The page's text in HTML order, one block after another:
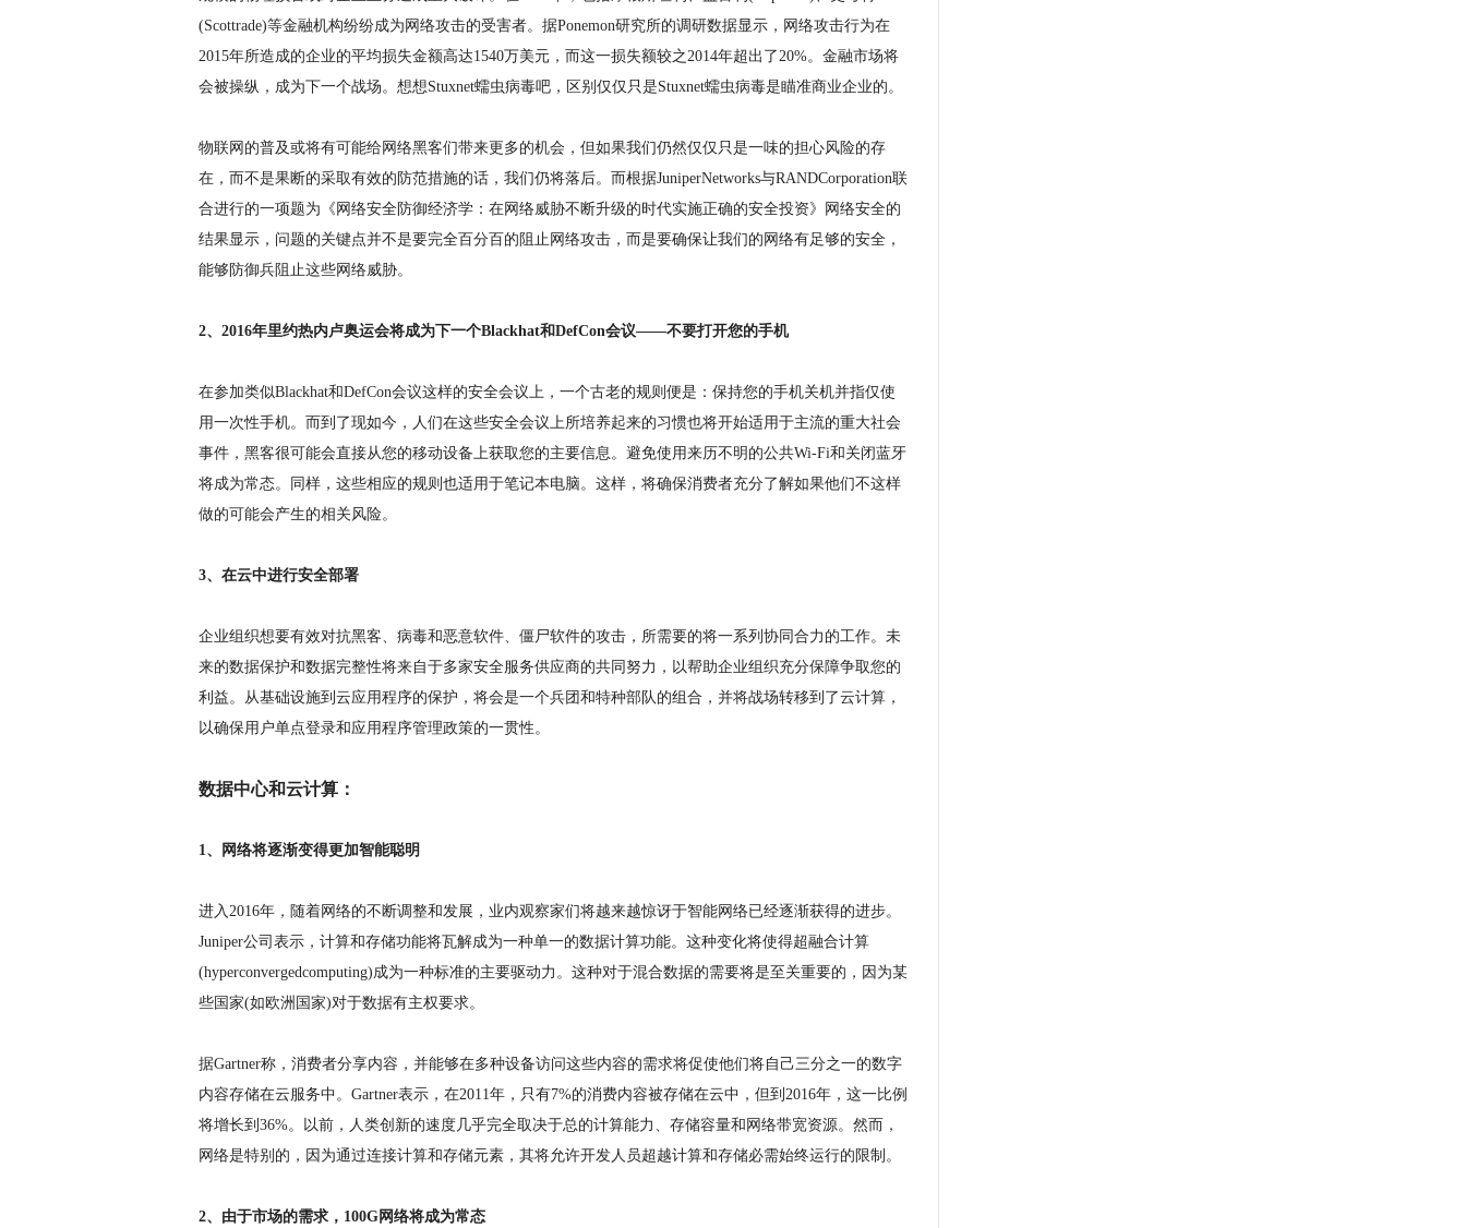
(Scottrade)等金融机构纷纷成为网络攻击的受害者。据Ponemon研究所的调研数据显示，网络攻击行为在
2015年所造成的企业的平均损失金额高达1540万美元，而这一损失额较之2014年超出了20%。金融市场将
会被操纵，成为下一个战场。想想Stuxnet蠕虫病毒吧，区别仅仅只是Stuxnet蠕虫病毒是瞄准商业企业的。
物联网的普及或将有可能给网络黑客们带来更多的机会，但如果我们仍然仅仅只是一味的担心风险的存
在，而不是果断的采取有效的防范措施的话，我们仍将落后。而根据JuniperNetworks与RANDCorporation联
合进行的一项题为《网络安全防御经济学：在网络威胁不断升级的时代实施正确的安全投资》网络安全的
结果显示，问题的关键点并不是要完全百分百的阻止网络攻击，而是要确保让我们的网络有足够的安全，
能够防御兵阻止这些网络威胁。
2、2016年里约热内卢奥运会将成为下一个Blackhat和DefCon会议——不要打开您的手机
在参加类似Blackhat和DefCon会议这样的安全会议上，一个古老的规则便是：保持您的手机关机并指仅使
用一次性手机。而到了现如今，人们在这些安全会议上所培养起来的习惯也将开始适用于主流的重大社会
事件，黑客很可能会直接从您的移动设备上获取您的主要信息。避免使用来历不明的公共Wi-Fi和关闭蓝牙
将成为常态。同样，这些相应的规则也适用于笔记本电脑。这样，将确保消费者充分了解如果他们不这样
做的可能会产生的相关风险。
3、在云中进行安全部署
企业组织想要有效对抗黑客、病毒和恶意软件、僵尸软件的攻击，所需要的将一系列协同合力的工作。未
来的数据保护和数据完整性将来自于多家安全服务供应商的共同努力，以帮助企业组织充分保障争取您的
利益。从基础设施到云应用程序的保护，将会是一个兵团和特种部队的组合，并将战场转移到了云计算，
以确保用户单点登录和应用程序管理政策的一贯性。
数据中心和云计算：
1、网络将逐渐变得更加智能聪明
进入2016年，随着网络的不断调整和发展，业内观察家们将越来越惊讶于智能网络已经逐渐获得的进步。
Juniper公司表示，计算和存储功能将瓦解成为一种单一的数据计算功能。这种变化将使得超融合计算
(hyperconvergedcomputing)成为一种标准的主要驱动力。这种对于混合数据的需要将是至关重要的，因为某
些国家(如欧洲国家)对于数据有主权要求。
据Gartner称，消费者分享内容，并能够在多种设备访问这些内容的需求将促使他们将自己三分之一的数字
内容存储在云服务中。Gartner表示，在2011年，只有7%的消费内容被存储在云中，但到2016年，这一比例
将增长到36%。以前，人类创新的速度几乎完全取决于总的计算能力、存储容量和网络带宽资源。然而，
网络是特别的，因为通过连接计算和存储元素，其将允许开发人员超越计算和存储必需始终运行的限制。
2、由于市场的需求，100G网络将成为常态